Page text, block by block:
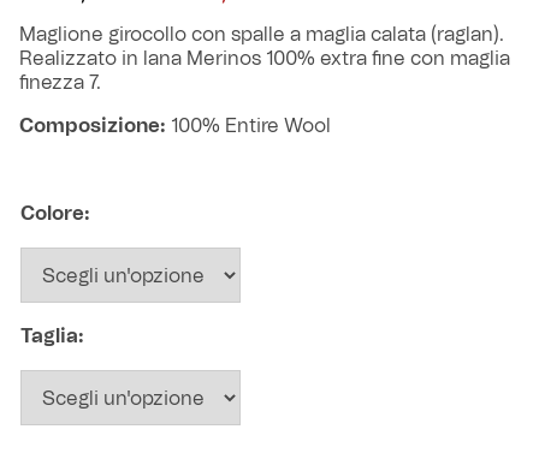
Vintage Collection
Kids
Accessori
Party
prezzo
originale
era:
attuale
è:
Maglione girocollo con spalle a maglia calata (raglan).
Realizzato in lana Merinos 100% extra fine con maglia
finezza 7.
Composizione: 100% Entire Wool
Colore:
Taglia: